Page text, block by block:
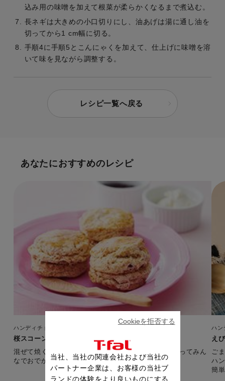
込み用の味噌を加えて根菜が柔らかくなるまで煮込む。
長ネギは大きめの小口切りにし、油あげは湯に通し油を
切ってから1 cm幅に切る。
手順4に手順5とこんにゃくを加えて、仕上げに味噌を溶
いて味を見ながら調整する。
レシピ一覧へ戻る
あなたにおすすめのレシピ
ハンディチョッパー（チョッパーブレード）
桜スコーン
混ぜて焼くだけ、簡単さくさくスコーン。たくさん作ってみん
なでおでかけしよう！
ハン
え
ご
ハ
簡
当社、当社の関連会社および当社の
パートナー企業は、お客様の当社ブ
ランドの体験をより良いものにする
Cookieを拒否する